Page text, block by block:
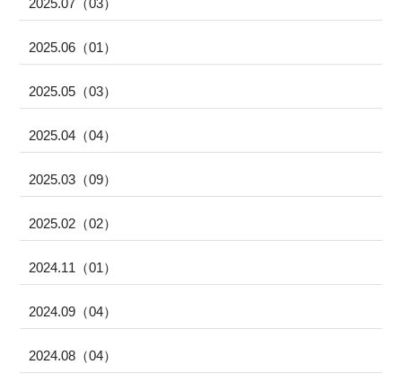
2025.07（03）
2025.06（01）
2025.05（03）
2025.04（04）
2025.03（09）
2025.02（02）
2024.11（01）
2024.09（04）
2024.08（04）